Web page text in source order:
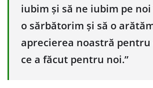
iubim și să ne iubim pe noi
o sărbătorim și să o
aprecierea noastră pentru
ce a făcut pentru noi.”